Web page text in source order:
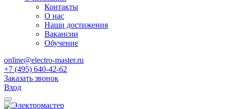
Контакты
О нас
Наши достижения
Вакансии
Обучение
online@electro-master.ru
+7 (495) 640-42-62
Заказать звонок
Вход